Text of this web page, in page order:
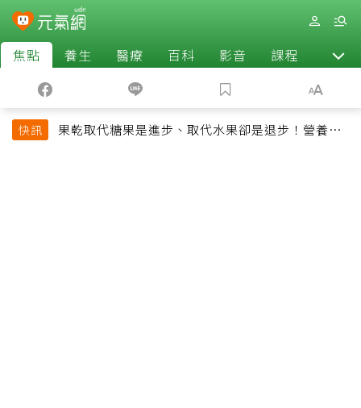
焦點 養生 醫療 百科 影音 課程 退休
快訊
果乾取代糖果是進步、取代水果卻是退步！營養師